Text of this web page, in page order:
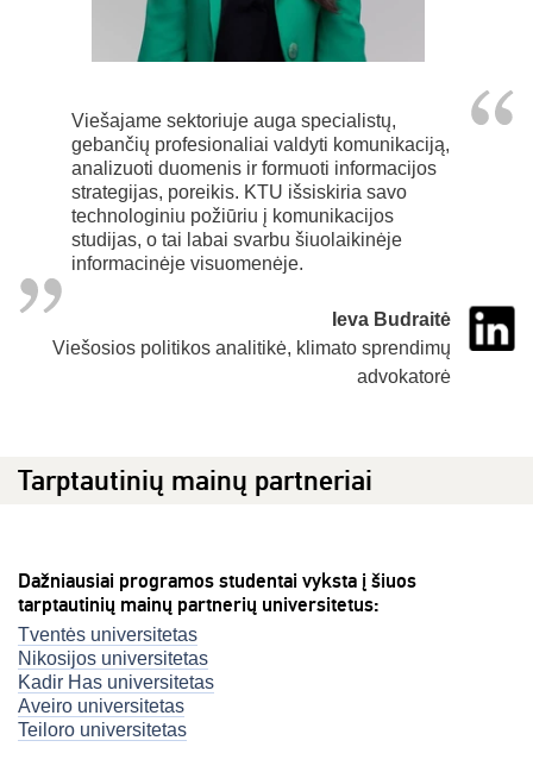
Viešajame sektoriuje auga specialistų,
gebančių profesionaliai valdyti komunikaciją,
analizuoti duomenis ir formuoti informacijos
strategijas, poreikis. KTU išsiskiria savo
technologiniu požiūriu į komunikacijos
studijas, o tai labai svarbu šiuolaikinėje
informacinėje visuomenėje.
Ieva Budraitė
Viešosios politikos analitikė, klimato sprendimų
advokatorė
Tarptautinių mainų partneriai
Dažniausiai programos studentai vyksta į šiuos
tarptautinių mainų partnerių universitetus:
Tventės universitetas
Nikosijos universitetas
Kadir Has universitetas
Aveiro universitetas
Teiloro universitetas